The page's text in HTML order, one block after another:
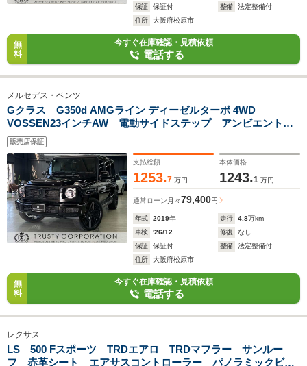
保証
保証付 整備
法定整備付
住所
大阪府松原市
無
料
今すぐ在庫確認・見積依頼
電話する
メルセデス・ベンツ
Gクラス G350d AMGライン ディーゼルターボ 4WD
VOSSEN23インチAW 電動サイドステップ アンビエントル
ーバー ラグジュアリーPKG アダプティブダンピングシステ
ム サンルーフ ブルメスターサウンド シートヒーター パ
ワーシート
販売店保証
支払総額
1253.7 万円
本体価格
1243.1 万円
通常ローン 月々79,400円
年式 2019年 走行 4.8万km
車検
'26/12 修復
なし
保証
保証付 整備
法定整備付
住所
大阪府松原市
無
料
今すぐ在庫確認・見積依頼
電話する
レクサス
LS 500 Fスポーツ TRDエアロ TRDマフラー サンルー
フ 赤革シート エアサスコントローラー パノラミックビュ